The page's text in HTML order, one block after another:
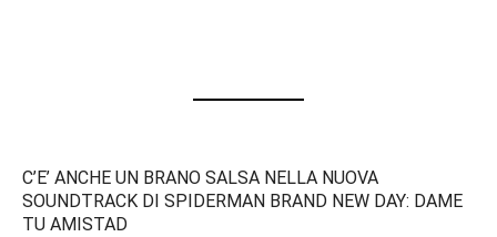
C’E’ ANCHE UN BRANO SALSA NELLA NUOVA
SOUNDTRACK DI SPIDERMAN BRAND NEW DAY: DAME
TU AMISTAD